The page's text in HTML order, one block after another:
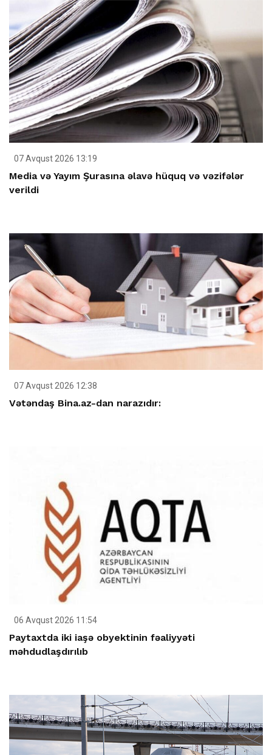
07 Avqust 2026 13:19
Media və Yayım Şurasına əlavə hüquq və vəzifələr
verildi
07 Avqust 2026 12:38
Vətəndaş Bina.az-dan narazıdır:
06 Avqust 2026 11:54
Paytaxtda iki iaşə obyektinin fəaliyyəti
məhdudlaşdırılıb